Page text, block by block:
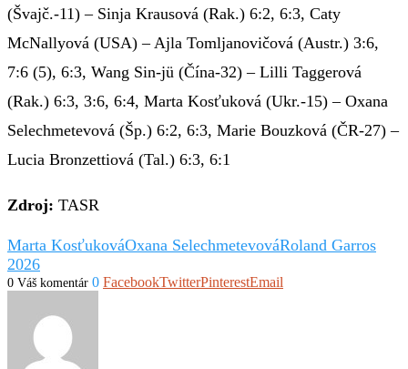
(Švajč.-11) – Sinja Krausová (Rak.) 6:2, 6:3, Caty
McNallyová (USA) – Ajla Tomljanovičová (Austr.) 3:6,
7:6 (5), 6:3, Wang Sin-jü (Čína-32) – Lilli Taggerová
(Rak.) 6:3, 3:6, 6:4, Marta Kosťuková (Ukr.-15) – Oxana
Selechmetevová (Šp.) 6:2, 6:3, Marie Bouzková (ČR-27) –
Lucia Bronzettiová (Tal.) 6:3, 6:1
Zdroj: TASR
Marta KosťukováOxana SelechmetevováRoland Garros
2026
0 Váš komentár 0 FacebookTwitterPinterestEmail